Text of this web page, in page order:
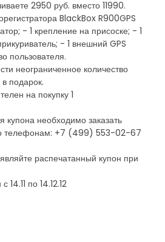
2950 руб. вместо 11990.
BlackBox R900GPS
- 1 крепление на присоске; - 1
- 1 внешний GPS
пользователя.
неограниченное количество
подарок.
на покупку 1
необходимо заказать
телефонам: +7 (499) 553-02-67
распечатанный купон при
14.11 по 14.12.12